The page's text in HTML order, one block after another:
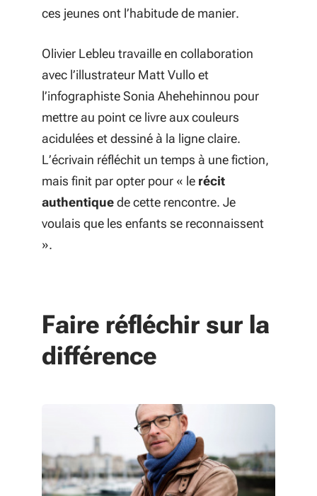
ces jeunes ont l’habitude de manier.
Olivier Lebleu travaille en collaboration
avec l’illustrateur Matt Vullo et
l’infographiste Sonia Ahehehinnou pour
mettre au point ce livre aux couleurs
acidulées et dessiné à la ligne claire.
L’écrivain réfléchit un temps à une fiction,
mais finit par opter pour « le récit
authentiquede cette rencontre. Je
voulais que les enfants se reconnaissent
».
Faire réfléchir sur la
différence